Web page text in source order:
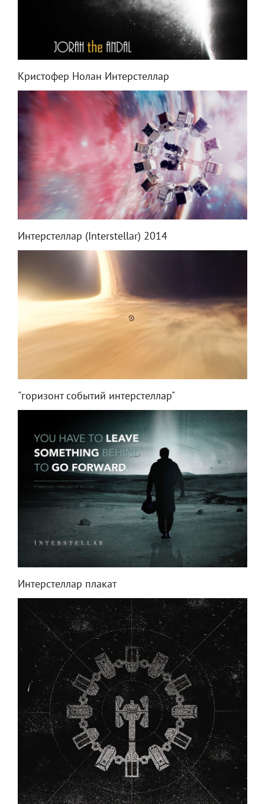
Кристофер Нолан Интерстеллар
Интерстеллар (Interstellar) 2014
"горизонт событий интерстеллар"
Интерстеллар плакат